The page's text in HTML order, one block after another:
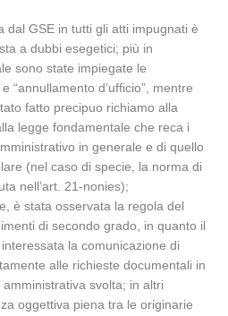
dal GSE in tutti gli atti impugnati è
a dubbi esegetici; più in
sono state impiegate le
“annullamento d’ufficio”, mentre
fatto precipuo richiamo alla
legge fondamentale che reca i
in generale e di quello
(nel caso di specie, la norma di
nell’art. 21-nonies);
è stata osservata la regola del
di secondo grado, in quanto il
la comunicazione di
alle richieste documentali in
svolta; in altri
oggettiva piena tra le originarie